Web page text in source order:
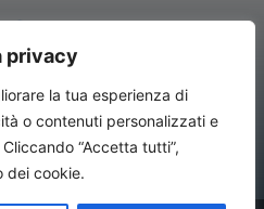
privacy
la tua esperienza di
o contenuti personalizzati e
“Accetta tutti”,
dei cookie.